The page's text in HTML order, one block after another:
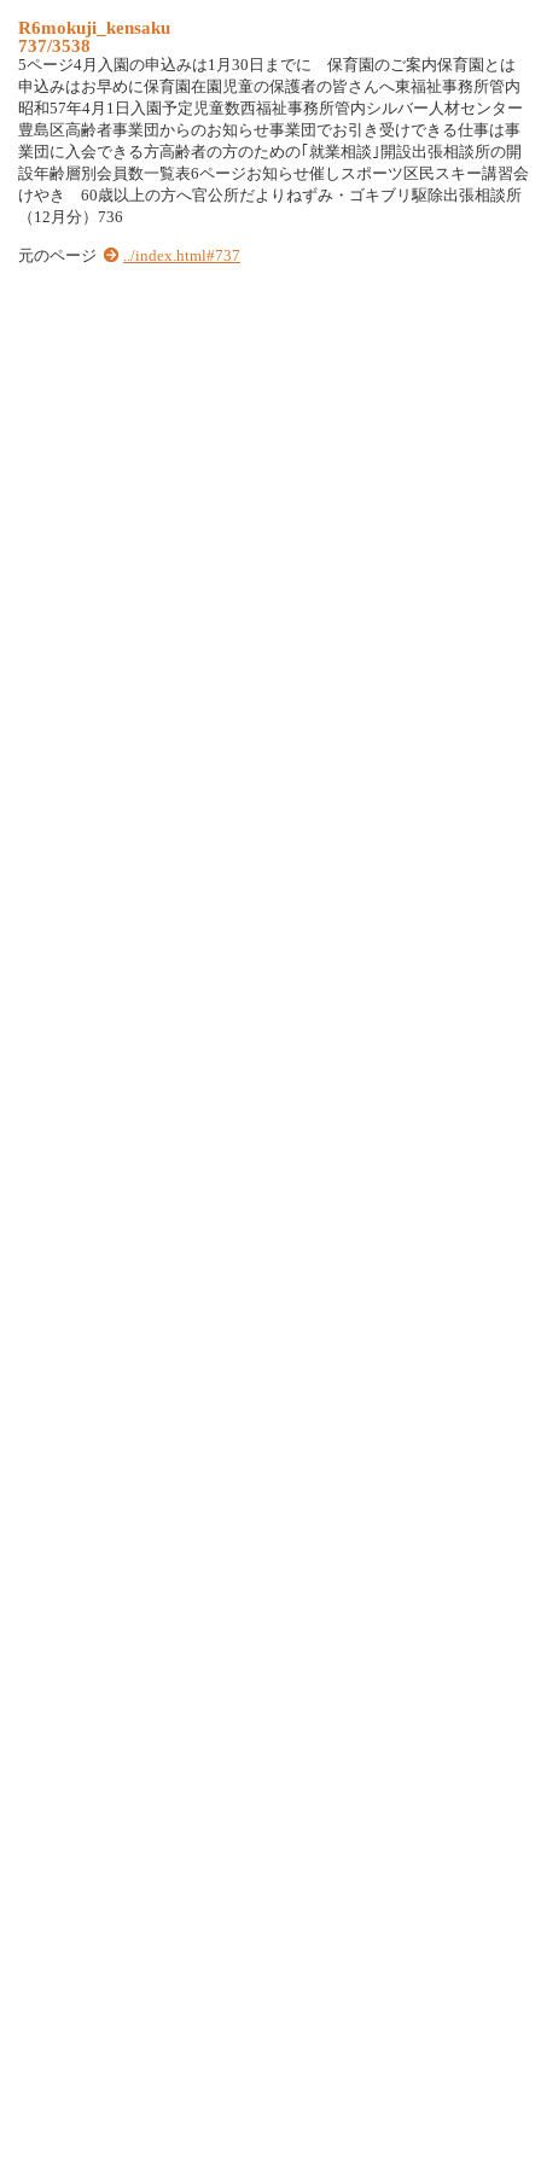
R6mokuji_kensaku
737/3538
5ページ4月入園の申込みは1月30日までに 保育園のご案内保育園とは
申込みはお早めに保育園在園児童の保護者の皆さんへ東福祉事務所管内
昭和57年4月1日入園予定児童数西福祉事務所管内シルバー人材センター
豊島区高齢者事業団からのお知らせ事業団でお引き受けできる仕事は事
業団に入会できる方高齢者の方のための｢就業相談｣開設出張相談所の開
設年齢層別会員数一覧表6ページお知らせ催しスポーツ区民スキー講習会
けやき 60歳以上の方へ官公所だよりねずみ・ゴキブリ駆除出張相談所
（12月分）736
元のページ ../index.html#737